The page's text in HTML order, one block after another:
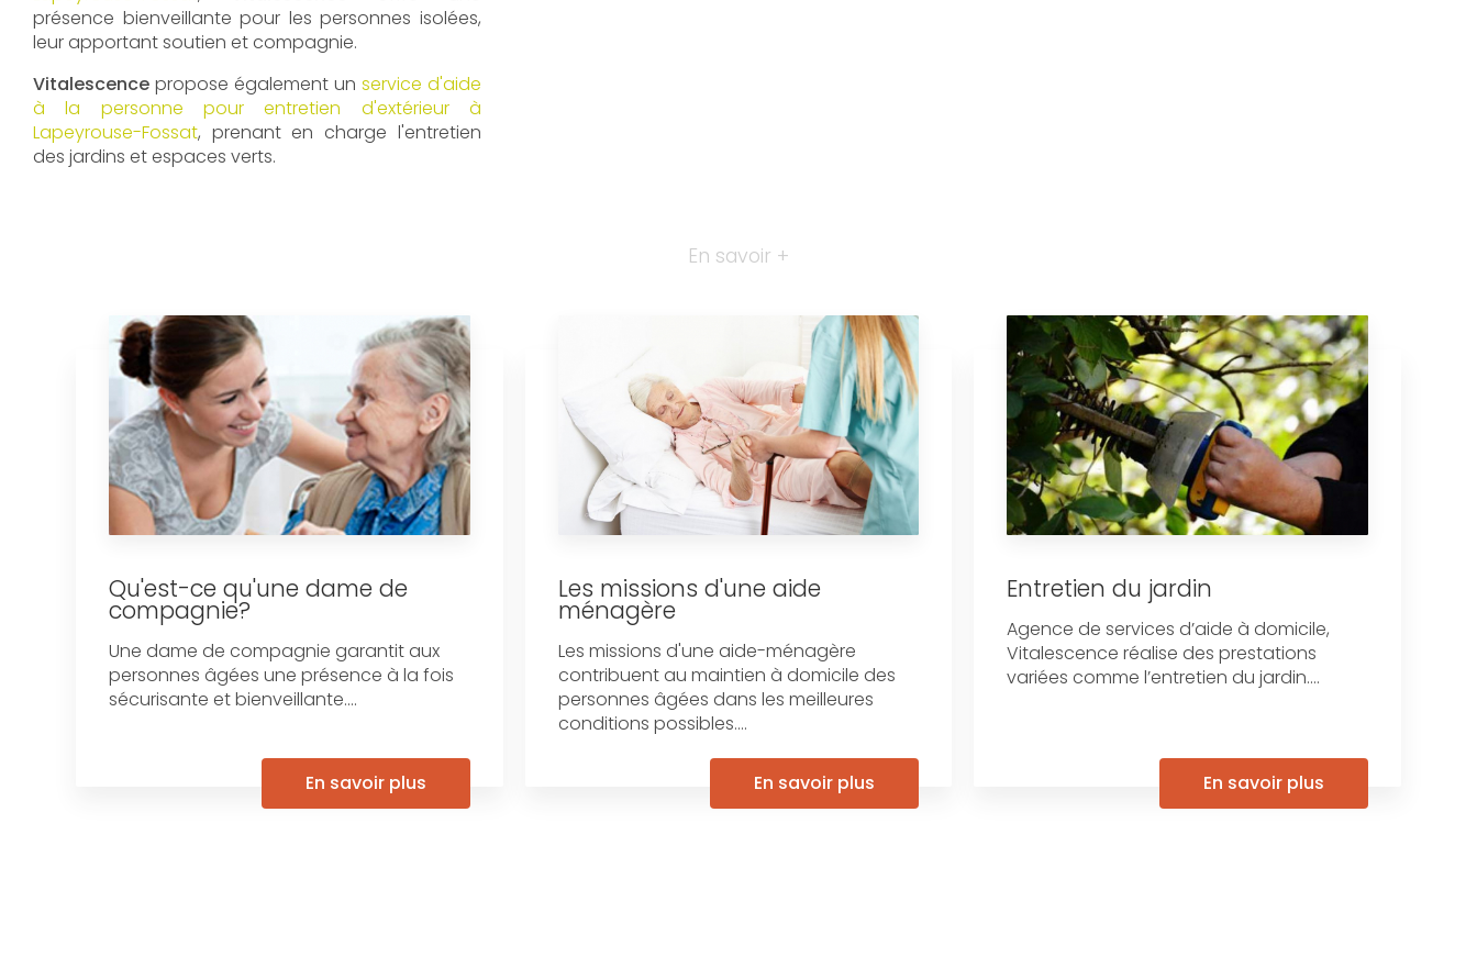
présence bienveillante pour les personnes isolées,
leur apportant soutien et compagnie.
Vitalescence propose également un service d'aide
à la personne pour entretien d'extérieur à
Lapeyrouse-Fossat, prenant en charge l'entretien
des jardins et espaces verts.
En savoir +
Qu'est-ce qu'une dame de
compagnie?
Une dame de compagnie garantit aux
personnes âgées une présence à la fois
sécurisante et bienveillante....
En savoir plus
Les missions d'une aide
ménagère
Les missions d'une aide-ménagère
contribuent au maintien à domicile des
personnes âgées dans les meilleures
conditions possibles....
En savoir plus
Entretien du jardin
Agence de services d’aide à domicile,
Vitalescence réalise des prestations
variées comme l’entretien du jardin....
En savoir plus